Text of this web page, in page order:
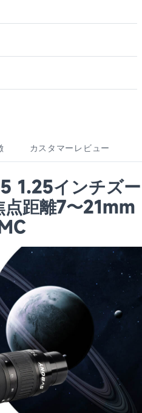
カスタマーレビュー
1.25インチズー
距離7〜21mm